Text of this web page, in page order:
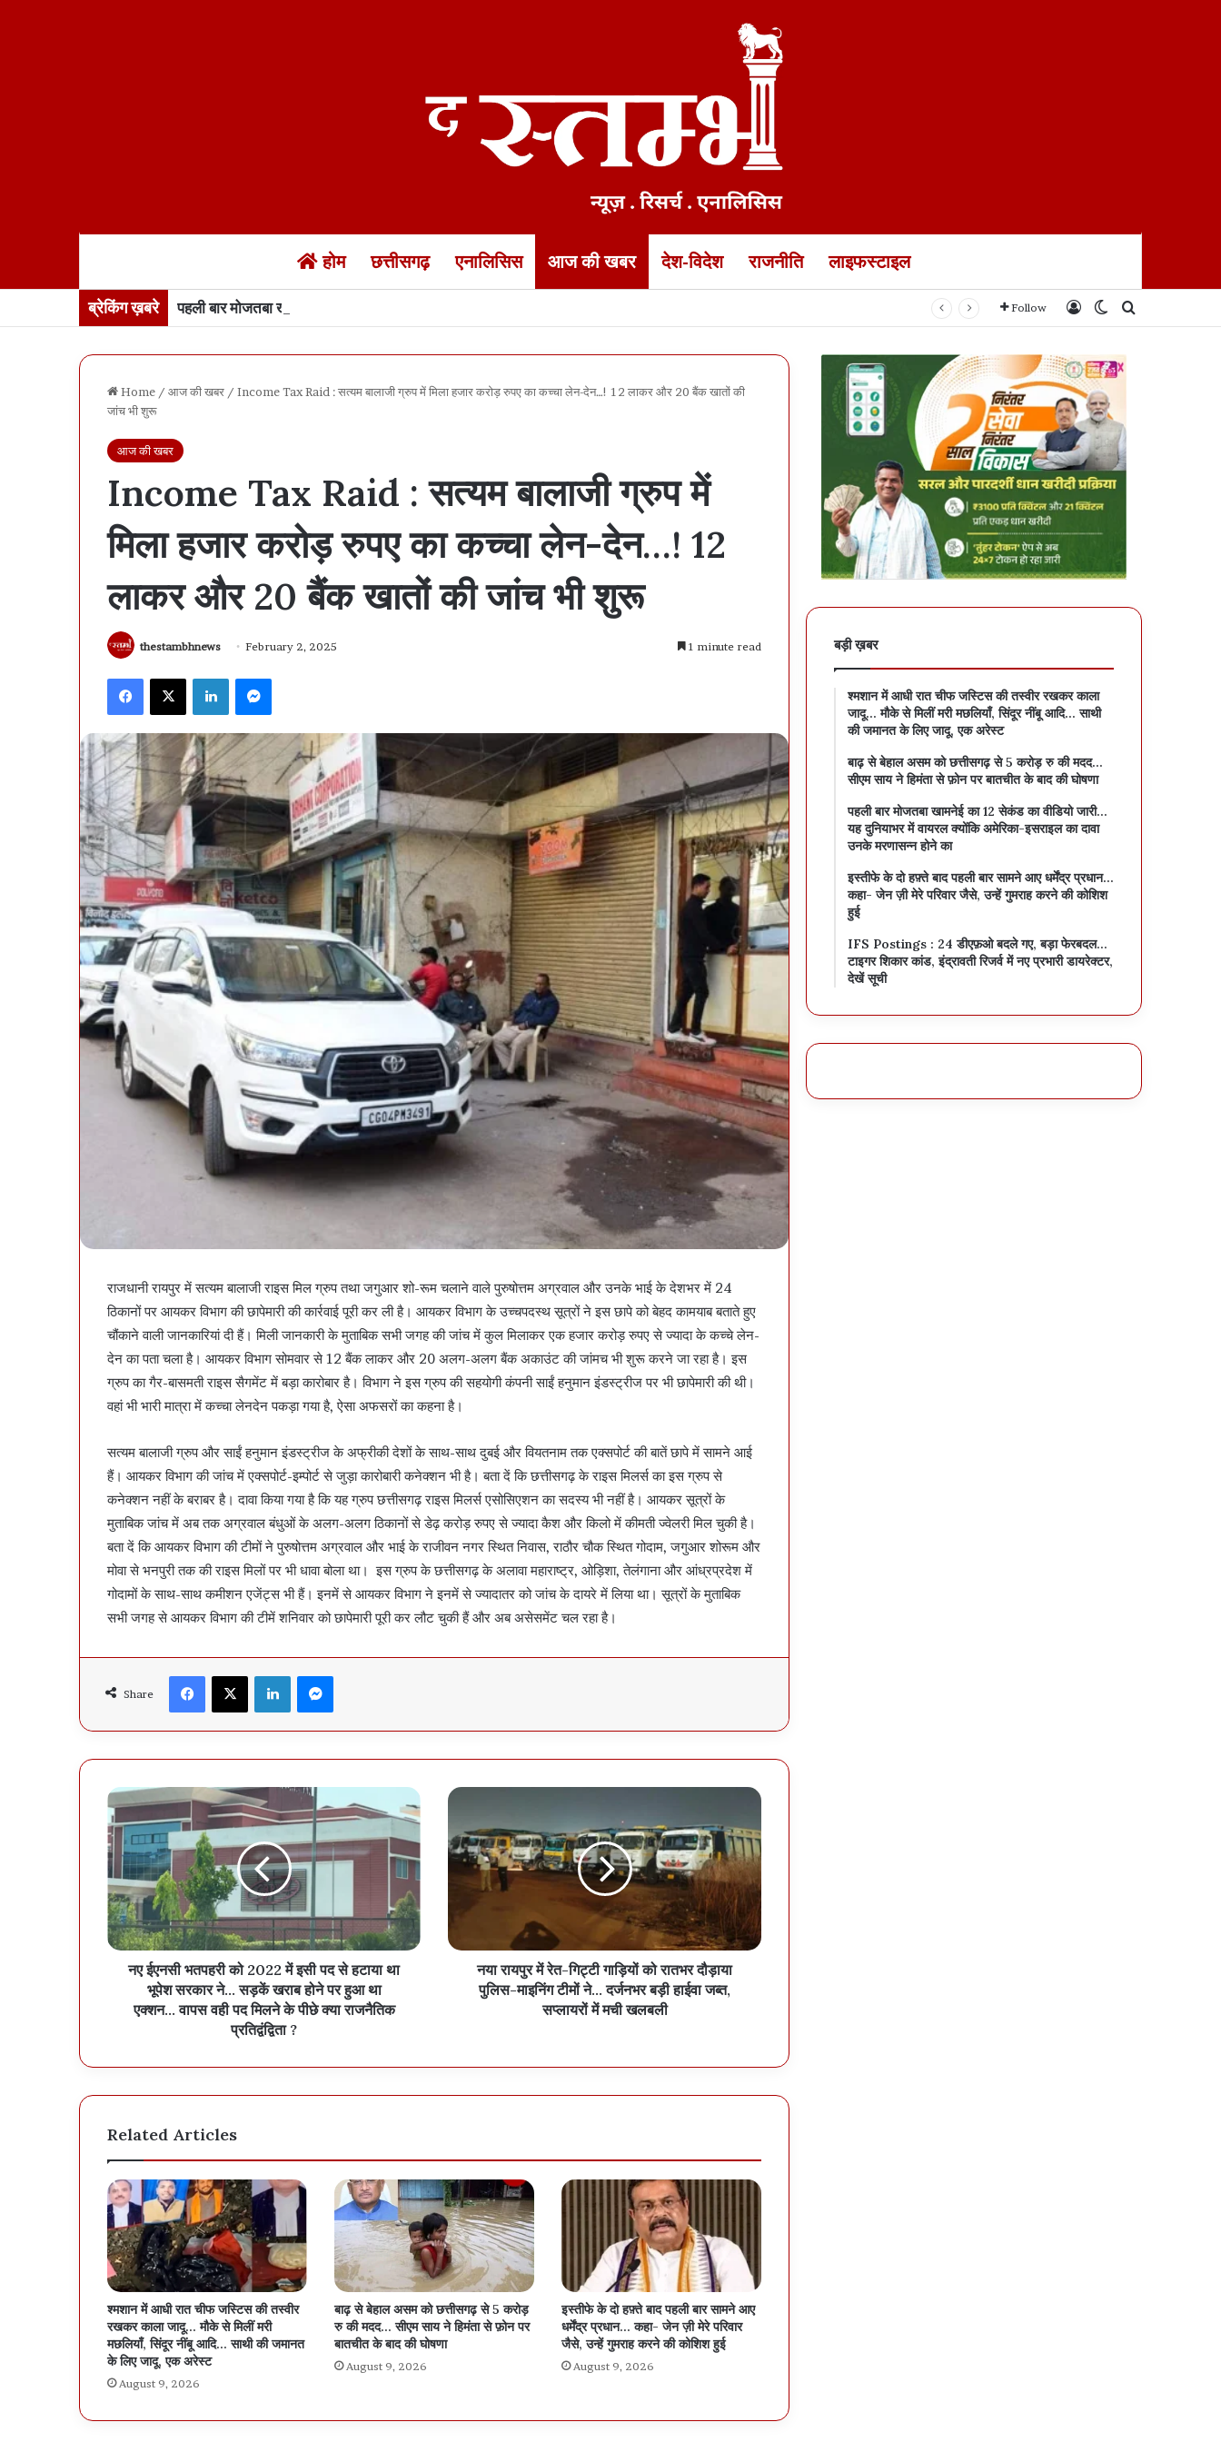
होम छत्तीसगढ़ एनालिसिस आज की खबर देश-विदेश राजनीति लाइफस्टाइल
ब्रेकिंग ख़बरे पहली बार मोजतबा खामनेई का 12 सेकंड का वीडियो जारी… यह दुनियाभर में वायरल क्योंकि अमेरिका-इसराइल का दावा उनके मरणासन्न होने का Follow Log InSwitch skin
Home / आज की खबर / Income Tax Raid : सत्यम बालाजी ग्रुप में मिला हजार करोड़ रुपए का कच्चा लेन-देन…! 12 लाकर और 20 बैंक खातों की
जांच भी शुरू
आज की खबर
Income Tax Raid : सत्यम बालाजी ग्रुप में
मिला हजार करोड़ रुपए का कच्चा लेन-देन…! 12
लाकर और 20 बैंक खातों की जांच भी शुरू
thestambhnews February 2, 2025 1 minute read
Facebook X LinkedIn
राजधानी रायपुर में सत्यम बालाजी राइस मिल ग्रुप तथा जगुआर शो-रूम चलाने वाले पुरुषोत्तम अग्रवाल और उनके भाई के देशभर में 24
ठिकानों पर आयकर विभाग की छापेमारी की कार्रवाई पूरी कर ली है। आयकर विभाग के उच्चपदस्थ सूत्रों ने इस छापे को बेहद कामयाब बताते हुए
चौंकाने वाली जानकारियां दी हैं। मिली जानकारी के मुताबिक सभी जगह की जांच में कुल मिलाकर एक हजार करोड़ रुपए से ज्यादा के कच्चे लेन-
देन का पता चला है। आयकर विभाग सोमवार से 12 बैंक लाकर और 20 अलग-अलग बैंक अकाउंट की जांमच भी शुरू करने जा रहा है। इस
ग्रुप का गैर-बासमती राइस सैगमेंट में बड़ा कारोबार है। विभाग ने इस ग्रुप की सहयोगी कंपनी साईं हनुमान इंडस्ट्रीज पर भी छापेमारी की थी।
वहां भी भारी मात्रा में कच्चा लेनदेन पकड़ा गया है, ऐसा अफसरों का कहना है।
सत्यम बालाजी ग्रुप और साईं हनुमान इंडस्ट्रीज के अफ्रीकी देशों के साथ-साथ दुबई और वियतनाम तक एक्सपोर्ट की बातें छापे में सामने आई
हैं। आयकर विभाग की जांच में एक्सपोर्ट-इम्पोर्ट से जुड़ा कारोबारी कनेक्शन भी है। बता दें कि छत्तीसगढ़ के राइस मिलर्स का इस ग्रुप से
कनेक्शन नहीं के बराबर है। दावा किया गया है कि यह ग्रुप छत्तीसगढ़ राइस मिलर्स एसोसिएशन का सदस्य भी नहीं है। आयकर सूत्रों के
मुताबिक जांच में अब तक अग्रवाल बंधुओं के अलग-अलग ठिकानों से डेढ़ करोड़ रुपए से ज्यादा कैश और किलो में कीमती ज्वेलरी मिल चुकी है।
बता दें कि आयकर विभाग की टीमों ने पुरुषोत्तम अग्रवाल और भाई के राजीवन नगर स्थित निवास, राठौर चौक स्थित गोदाम, जगुआर शोरूम और
मोवा से भनपुरी तक की राइस मिलों पर भी धावा बोला था। इस ग्रुप के छत्तीसगढ़ के अलावा महाराष्ट्र, ओड़िशा, तेलंगाना और आंध्रप्रदेश में
गोदामों के साथ-साथ कमीशन एजेंट्स भी हैं। इनमें से आयकर विभाग ने इनमें से ज्यादातर को जांच के दायरे में लिया था। सूत्रों के मुताबिक
सभी जगह से आयकर विभाग की टीमें शनिवार को छापेमारी पूरी कर लौट चुकी हैं और अब असेसमेंट चल रहा है।
Share
Facebook X LinkedIn
नए ईएनसी भतपहरी को 2022 में इसी पद से हटाया था
भूपेश सरकार ने... सड़कें खराब होने पर हुआ था
एक्शन... वापस वही पद मिलने के पीछे क्या राजनैतिक
प्रतिद्वंद्विता ?
नया रायपुर में रेत-गिट्टी गाड़ियों को रातभर दौड़ाया
पुलिस-माइनिंग टीमों ने... दर्जनभर बड़ी हाईवा जब्त,
सप्लायरों में मची खलबली
Related Articles
श्मशान में आधी रात चीफ जस्टिस की तस्वीर
रखकर काला जादू… मौके से मिलीं मरी
मछलियाँ, सिंदूर नींबू आदि… साथी की जमानत
के लिए जादू, एक अरेस्ट
August 9, 2026
बाढ़ से बेहाल असम को छत्तीसगढ़ से 5 करोड़
रु की मदद… सीएम साय ने हिमंता से फ़ोन पर
बातचीत के बाद की घोषणा
August 9, 2026
इस्तीफे के दो हफ़्ते बाद पहली बार सामने आए
धर्मेंद्र प्रधान… कहा- जेन ज़ी मेरे परिवार
जैसे, उन्हें गुमराह करने की कोशिश हुई
August 9, 2026
बड़ी ख़बर
श्मशान में आधी रात चीफ जस्टिस की तस्वीर रखकर काला
जादू… मौके से मिलीं मरी मछलियाँ, सिंदूर नींबू आदि… साथी
की जमानत के लिए जादू, एक अरेस्ट
बाढ़ से बेहाल असम को छत्तीसगढ़ से 5 करोड़ रु की मदद…
सीएम साय ने हिमंता से फ़ोन पर बातचीत के बाद की घोषणा
पहली बार मोजतबा खामनेई का 12 सेकंड का वीडियो जारी…
यह दुनियाभर में वायरल क्योंकि अमेरिका-इसराइल का दावा
उनके मरणासन्न होने का
इस्तीफे के दो हफ़्ते बाद पहली बार सामने आए धर्मेंद्र प्रधान…
कहा- जेन ज़ी मेरे परिवार जैसे, उन्हें गुमराह करने की कोशिश
हुई
IFS Postings : 24 डीएफ़ओ बदले गए, बड़ा फेरबदल…
टाइगर शिकार कांड, इंद्रावती रिजर्व में नए प्रभारी डायरेक्टर,
देखें सूची